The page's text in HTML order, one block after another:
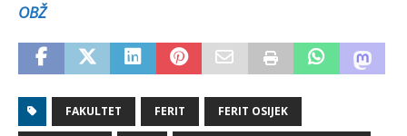
OBŽ
FAKULTET FERIT FERIT OSIJEK